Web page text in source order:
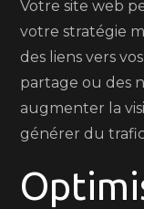
Votre site web
votre stratégie
des liens vers
partage ou des
augmenter la
générer du